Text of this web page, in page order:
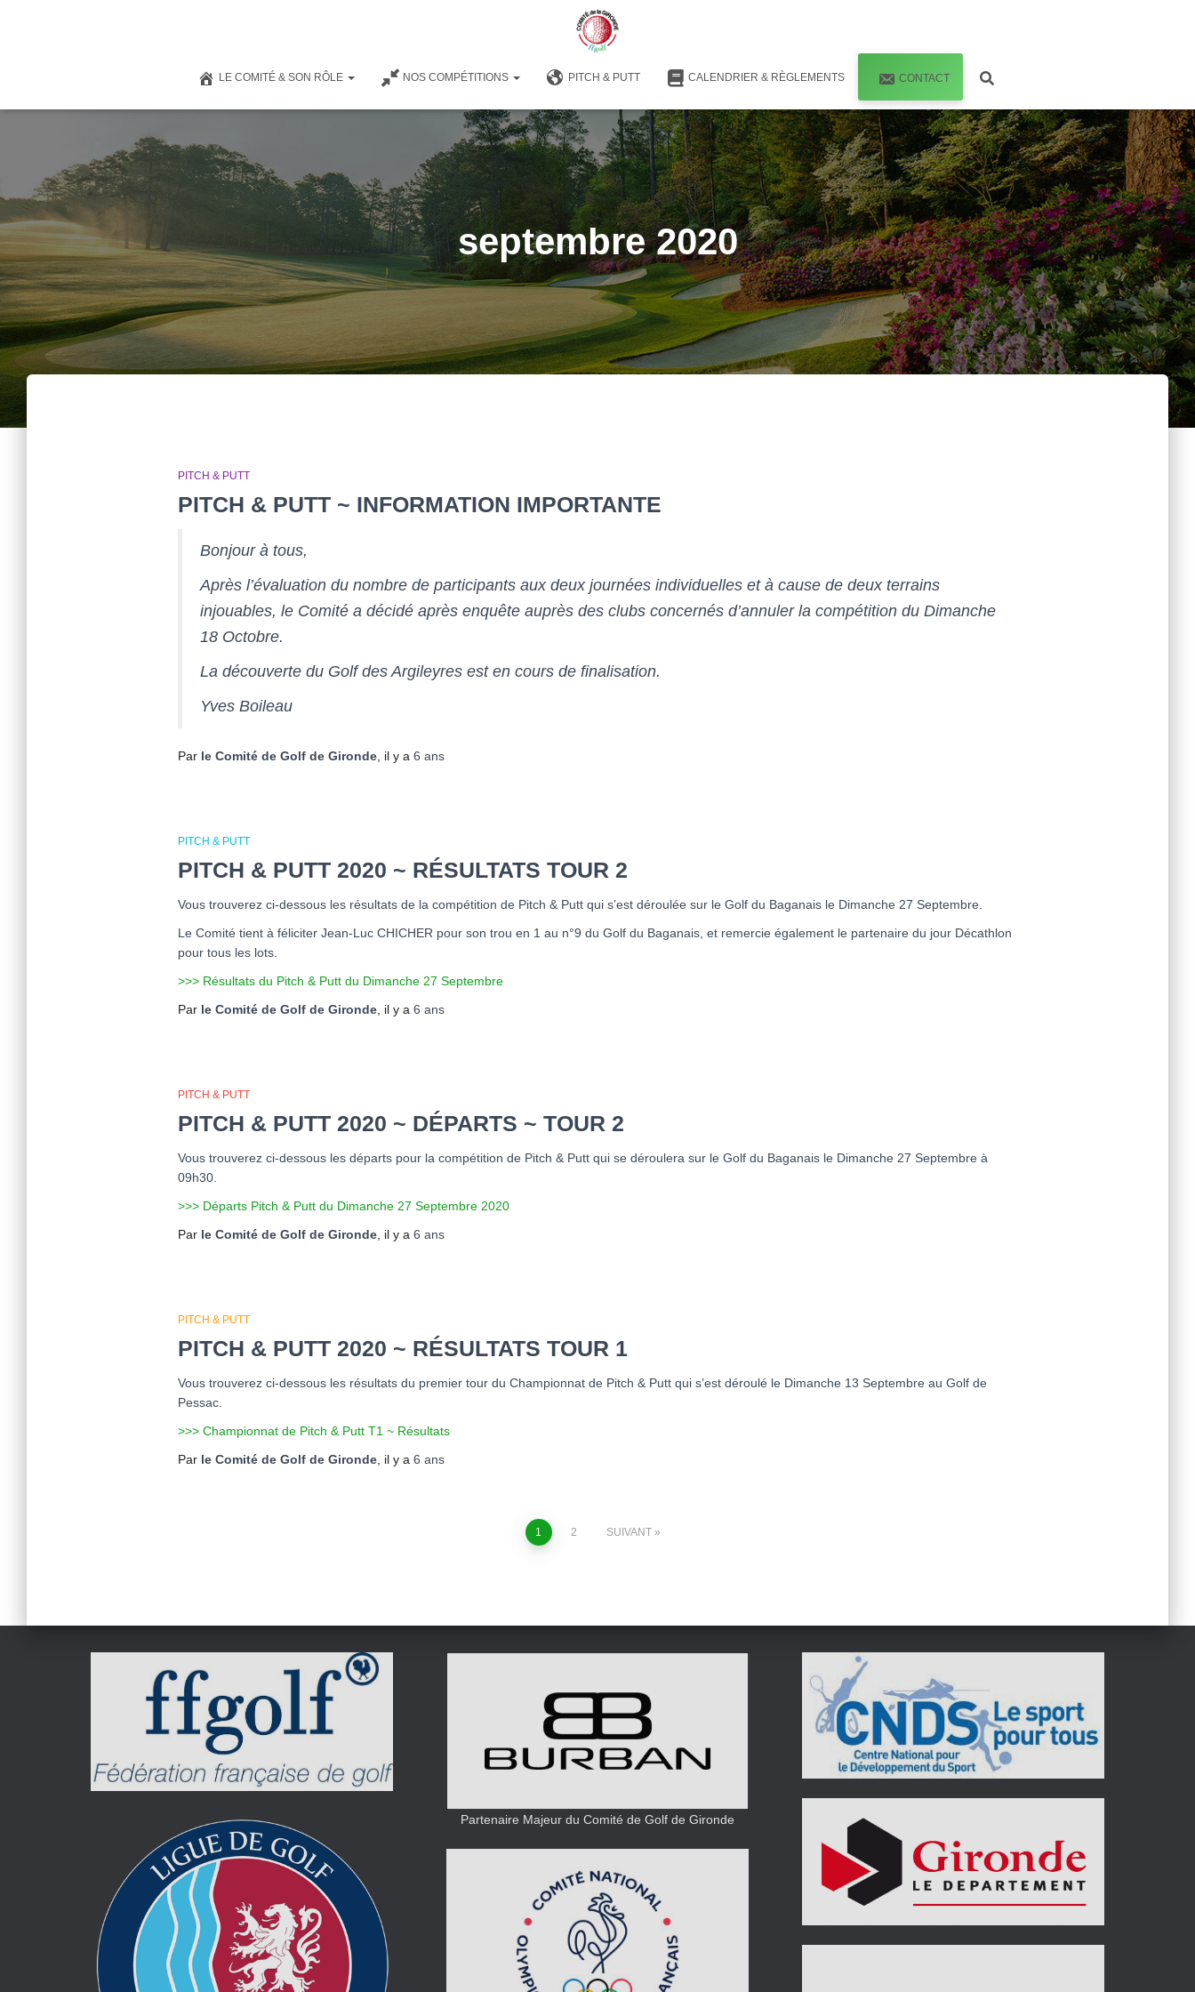
LE COMITÉ & SON RÔLE NOS COMPÉTITIONS PITCH & PUTT CALENDRIER & RÈGLEMENTS CONTACT
septembre 2020
PITCH & PUTT
PITCH & PUTT ~ INFORMATION IMPORTANTE
Bonjour à tous,
Après l’évaluation du nombre de participants aux deux journées individuelles et à cause de deux terrains
injouables, le Comité a décidé après enquête auprès des clubs concernés d’annuler la compétition du Dimanche
18 Octobre.
La découverte du Golf des Argileyres est en cours de finalisation.
Yves Boileau
Par le Comité de Golf de Gironde, il y a 6 ans
PITCH & PUTT
PITCH & PUTT 2020 ~ RÉSULTATS TOUR 2
Vous trouverez ci-dessous les résultats de la compétition de Pitch & Putt qui s’est déroulée sur le Golf du Baganais le Dimanche 27 Septembre.
Le Comité tient à féliciter Jean-Luc CHICHER pour son trou en 1 au n°9 du Golf du Baganais, et remercie également le partenaire du jour Décathlon
pour tous les lots.
>>> Résultats du Pitch & Putt du Dimanche 27 Septembre
Par le Comité de Golf de Gironde, il y a 6 ans
PITCH & PUTT
PITCH & PUTT 2020 ~ DÉPARTS ~ TOUR 2
Vous trouverez ci-dessous les départs pour la compétition de Pitch & Putt qui se déroulera sur le Golf du Baganais le Dimanche 27 Septembre à
09h30.
>>> Départs Pitch & Putt du Dimanche 27 Septembre 2020
Par le Comité de Golf de Gironde, il y a 6 ans
PITCH & PUTT
PITCH & PUTT 2020 ~ RÉSULTATS TOUR 1
Vous trouverez ci-dessous les résultats du premier tour du Championnat de Pitch & Putt qui s’est déroulé le Dimanche 13 Septembre au Golf de
Pessac.
>>> Championnat de Pitch & Putt T1 ~ Résultats
Par le Comité de Golf de Gironde, il y a 6 ans
publications
1 2 SUIVANT
Partenaire Majeur du Comité de Golf de Gironde